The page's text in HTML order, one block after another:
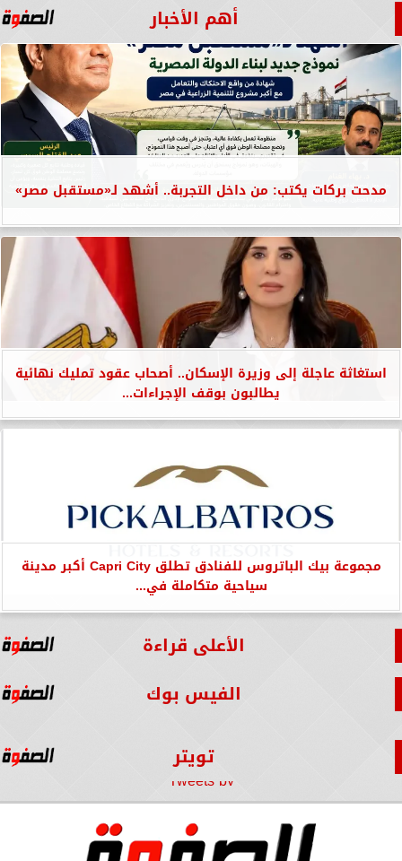
أهم الأخبار
مدحت بركات يكتب: من داخل التجربة.. أشهد لـ«مستقبل مصر»
استغاثة عاجلة إلى وزيرة الإسكان.. أصحاب عقود تمليك نهائية
يطالبون بوقف الإجراءات...
مجموعة بيك الباتروس للفنادق تطلق Capri City أكبر مدينة
سياحية متكاملة في...
الأعلى قراءة
الفيس بوك
تويتر
Tweets by